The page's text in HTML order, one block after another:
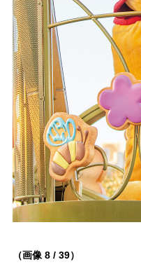
（画像 8 / 39）